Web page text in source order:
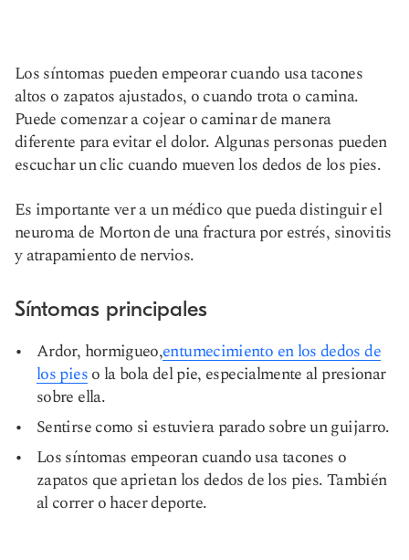
Los síntomas pueden empeorar cuando usa tacones
altos o zapatos ajustados, o cuando trota o camina.
Puede comenzar a cojear o caminar de manera
diferente para evitar el dolor. Algunas personas pueden
escuchar un clic cuando mueven los dedos de los pies.
Es importante ver a un médico que pueda distinguir el
neuroma de Morton de una fractura por estrés, sinovitis
y atrapamiento de nervios.
Síntomas principales
Ardor, hormigueo,entumecimiento en los dedos de
los pieso la bola del pie, especialmente al presionar
sobre ella.
Sentirse como si estuviera parado sobre un guijarro.
Los síntomas empeoran cuando usa tacones o
zapatos que aprietan los dedos de los pies. También
al correr o hacer deporte.